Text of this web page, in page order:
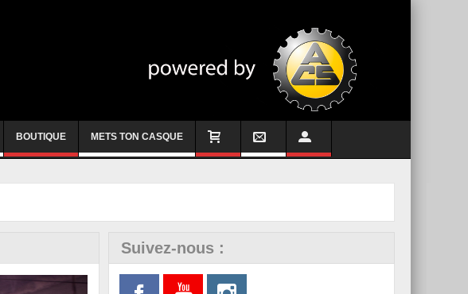
BOUTIQUE METS TON CASQUE
Suivez-nous :